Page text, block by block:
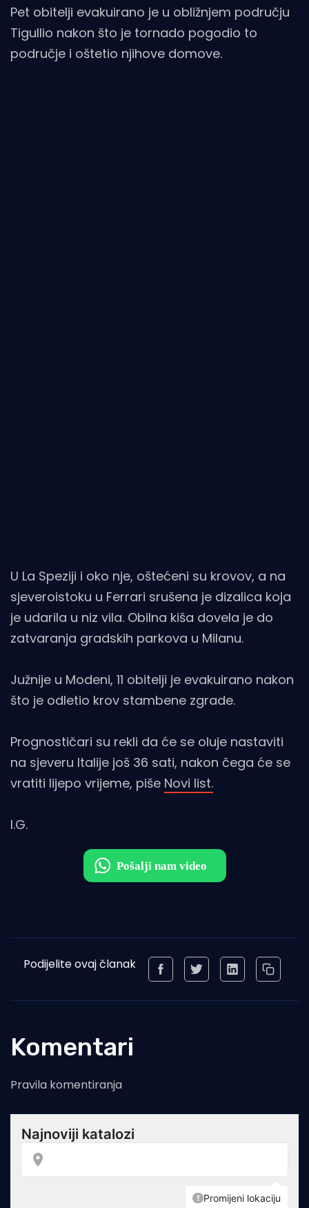
Pet obitelji evakuirano je u obližnjem području
Tigullio nakon što je tornado pogodio to
područje i oštetio njihove domove.
U La Speziji i oko nje, oštećeni su krovov, a na
sjeveroistoku u Ferrari srušena je dizalica koja
je udarila u niz vila. Obilna kiša dovela je do
zatvaranja gradskih parkova u Milanu.
Južnije u Modeni, 11 obitelji je evakuirano nakon
što je odletio krov stambene zgrade.
Prognostičari su rekli da će se oluje nastaviti
na sjeveru Italije još 36 sati, nakon čega će se
vratiti lijepo vrijeme, piše Novi list.
I.G.
Podijelite ovaj članak
Komentari
Pravila komentiranja